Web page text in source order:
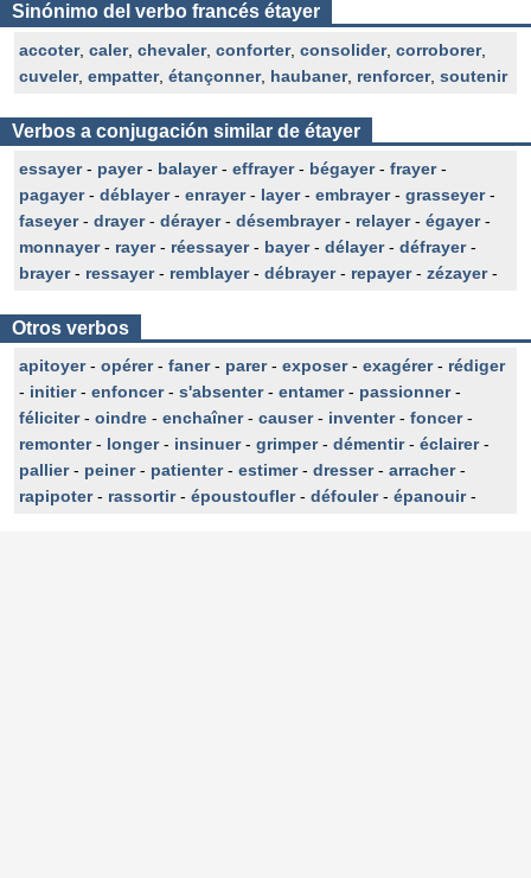
Sinónimo del verbo francés étayer
accoter, caler, chevaler, conforter, consolider, corroborer,
cuveler, empatter, étançonner, haubaner, renforcer, soutenir
Verbos a conjugación similar de étayer
essayer- payer- balayer- effrayer- bégayer- frayer-
pagayer- déblayer- enrayer- layer- embrayer- grasseyer-
faseyer- drayer- dérayer- désembrayer- relayer- égayer-
monnayer- rayer- réessayer- bayer- délayer- défrayer-
brayer- ressayer- remblayer- débrayer- repayer- zézayer-
Otros verbos
apitoyer- opérer- faner- parer- exposer- exagérer- rédiger
- initier- enfoncer- s'absenter- entamer- passionner-
féliciter- oindre - enchaîner- causer- inventer- foncer-
remonter- longer- insinuer- grimper- démentir- éclairer-
pallier- peiner- patienter- estimer- dresser- arracher-
rapipoter- rassortir- époustoufler- défouler- épanouir-